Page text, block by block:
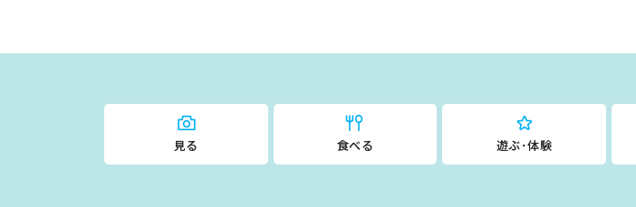
見る 食べる 遊ぶ･体験